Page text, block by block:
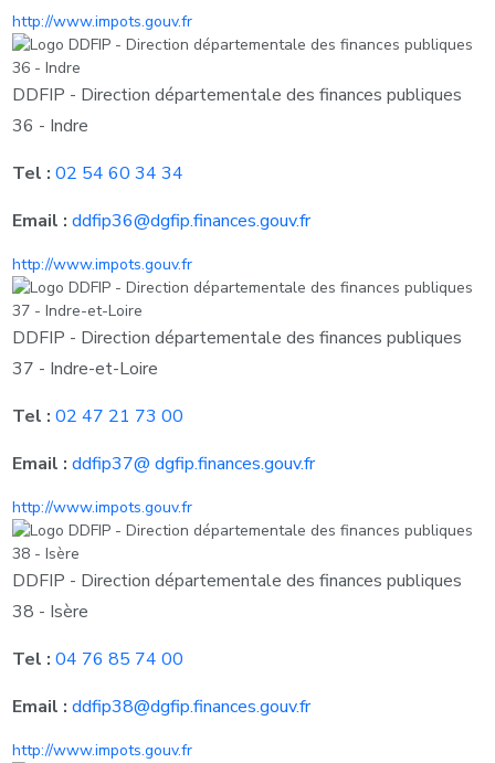
http://www.impots.gouv.fr
DDFIP - Direction départementale des finances publiques
36 - Indre
Tel : 02 54 60 34 34
Email : ddfip36@dgfip.finances.gouv.fr
http://www.impots.gouv.fr
DDFIP - Direction départementale des finances publiques
37 - Indre-et-Loire
Tel : 02 47 21 73 00
Email : ddfip37@ dgfip.finances.gouv.fr
http://www.impots.gouv.fr
DDFIP - Direction départementale des finances publiques
38 - Isère
Tel : 04 76 85 74 00
Email : ddfip38@dgfip.finances.gouv.fr
http://www.impots.gouv.fr